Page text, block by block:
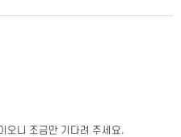
오니 조금만 기다려 주세요.